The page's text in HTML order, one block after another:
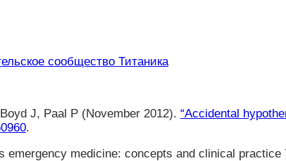
сообщество Титаника
J, Paal P (November 2012). “Accidental
.
emergency medicine: concepts and clinical